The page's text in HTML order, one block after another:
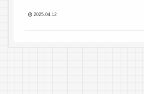
2025.04.12